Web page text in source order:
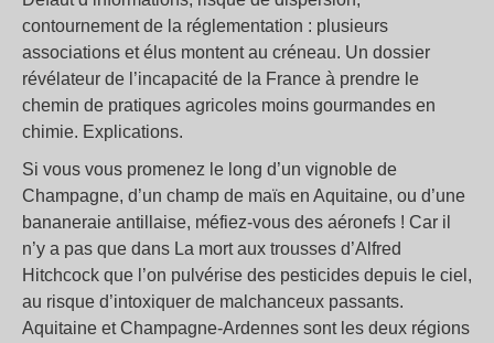
contournement de la réglementation : plusieurs
associations et élus montent au créneau. Un dossier
révélateur de l’incapacité de la France à prendre le
chemin de pratiques agricoles moins gourmandes en
chimie. Explications.
Si vous vous promenez le long d’un vignoble de
Champagne, d’un champ de maïs en Aquitaine, ou d’une
bananeraie antillaise, méfiez-vous des aéronefs ! Car il
n’y a pas que dans La mort aux trousses d’Alfred
Hitchcock que l’on pulvérise des pesticides depuis le ciel,
au risque d’intoxiquer de malchanceux passants.
Aquitaine et Champagne-Ardennes sont les deux régions